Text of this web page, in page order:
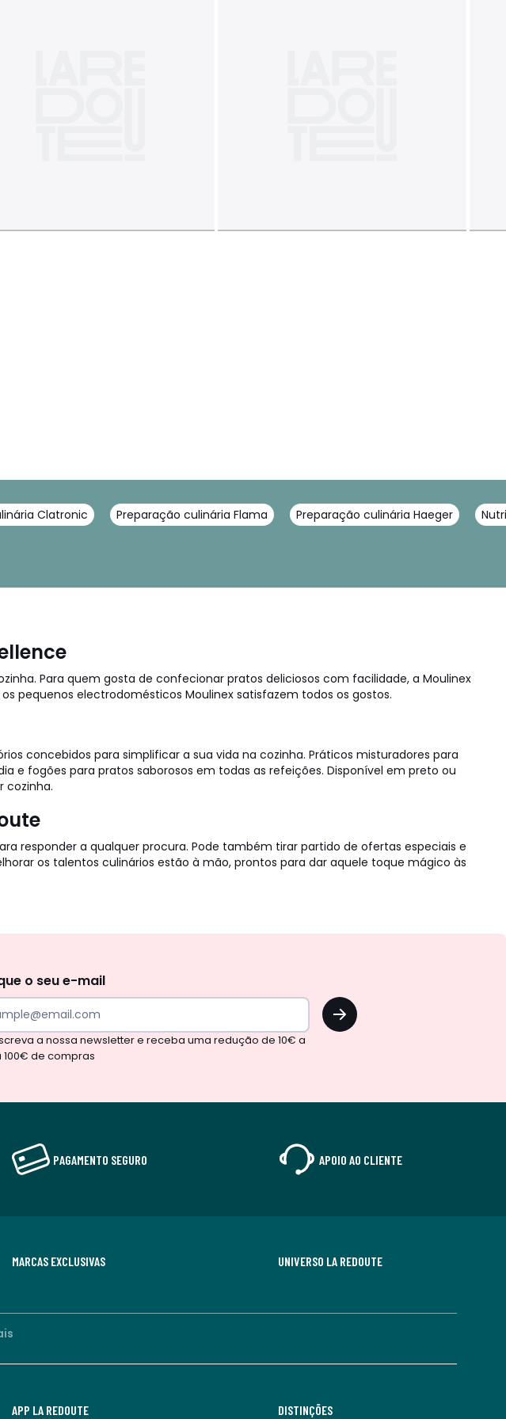
Clatronic Preparação culinária Flama Preparação culinária Haeger
Para quem gosta de confecionar pratos deliciosos com facilidade, a Moulinex
pequenos electrodomésticos Moulinex satisfazem todos os gostos.
concebidos para simplificar a sua vida na cozinha. Práticos misturadores para
e fogões para pratos saborosos em todas as refeições. Disponível em preto ou
cozinha.
responder a qualquer procura. Pode também tirar partido de ofertas especiais e
os talentos culinários estão à mão, prontos para dar aquele toque mágico às
o seu e-mail
OK
a nossa newsletter e receba uma redução de 10€ a
de compras
PAGAMENTO SEGURO APOIO AO CLIENTE
MARCAS EXCLUSIVAS UNIVERSO LA REDOUTE
APP LA REDOUTE DISTINÇÕES